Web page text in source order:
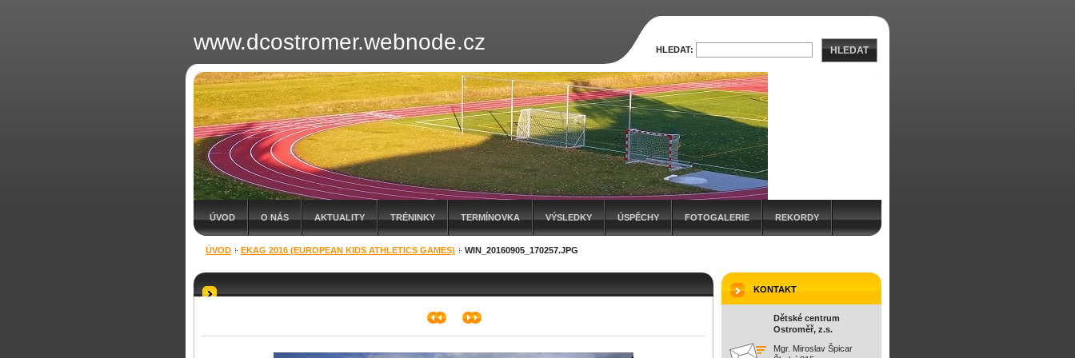
www.dcostromer.webnode.cz
ÚVOD O NÁS AKTUALITY TRÉNINKY TERMÍNOVKA VÝSLEDKY ÚSPĚCHY FOTOGALERIE REKORDY
KONTAKT
ÚVOD EKAG 2016 (EUROPEAN KIDS ATHLETICS GAMES) WIN_20160905_170257.JPG
KONTAKT
Dětské centrum
Ostroměř, z.s.
Mgr. Miroslav Špicar
HLEDAT: HLEDAT